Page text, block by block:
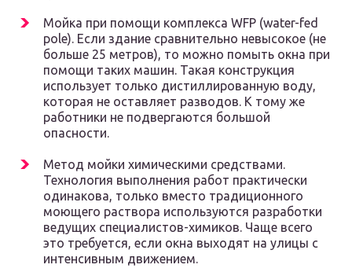
Мойка при помощи комплекса WFP (water-fed
pole). Если здание сравнительно невысокое (не
больше 25 метров), то можно помыть окна при
помощи таких машин. Такая конструкция
использует только дистиллированную воду,
которая не оставляет разводов. К тому же
работники не подвергаются большой
опасности.
Метод мойки химическими средствами.
Технология выполнения работ практически
одинакова, только вместо традиционного
моющего раствора используются разработки
ведущих специалистов-химиков. Чаще всего
это требуется, если окна выходят на улицы с
интенсивным движением.